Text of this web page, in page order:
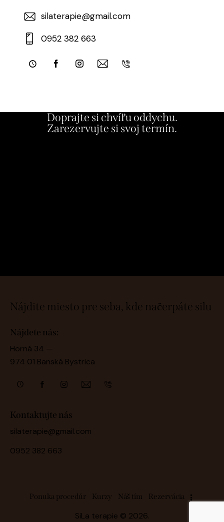
silaterapie@gmail.com
0952 382 663
Doprajte si chvíľu oddychu.
Zarezervujte si svoj termín.
Nájdite miesto pre seba, kde načerpáte silu
Nájdete nás:
Horná 34 —
974 01 Banská Bystrica
Kontaktujte nás
silaterapie@gmail.com
0952 382 663
Ponuka procedúr Kurzy Náš tím Rezervácia
SiLa terapie © 2026.